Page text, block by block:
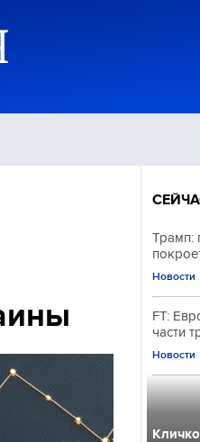
Происшествия
Трамп:
Новости
FT:
части
Новости